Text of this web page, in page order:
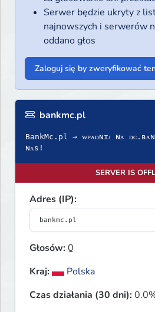
Serwer będzie ukryty z
najnowszych i serwerów
oddano głos
Zaloguj się by zweryfikować
bankmc.pl
BankMc.pl → ᴡᴘᴀᴅɴɪᴊ ɴᴀ
ɴᴀs!
SERVER IS
Adres (IP):
Głosów:0
Kraj:
Polska
Czas działania (30 dni):